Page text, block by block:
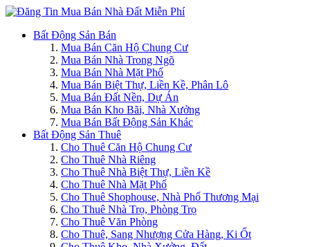
Bất Động Sản Bán
Mua Bán Căn Hộ Chung Cư
Mua Bán Nhà Trong Ngõ
Mua Bán Nhà Mặt Phố
Mua Bán Biệt Thự, Liền Kề, Phân Lô
Mua Bán Đất Nền, Dự Án
Mua Bán Kho Bãi, Nhà Xưởng
Mua Bán Bất Động Sản Khác
Bất Động Sản Thuê
Cho Thuê Căn Hộ Chung Cư
Cho Thuê Nhà Riêng
Cho Thuê Nhà Biệt Thự, Liền Kề
Cho Thuê Nhà Mặt Phố
Cho Thuê Shophouse, Nhà Phố Thương Mại
Cho Thuê Nhà Trọ, Phòng Trọ
Cho Thuê Văn Phòng
Cho Thuê, Sang Nhượng Cửa Hàng, Ki Ốt